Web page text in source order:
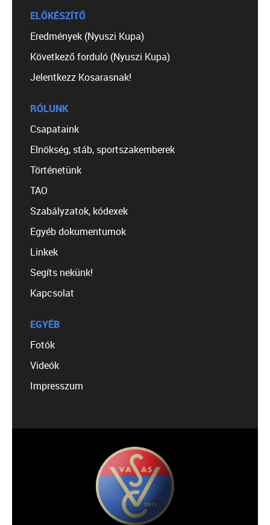
ELŐKÉSZÍTŐ
Eredmények (Nyuszi Kupa)
Következő forduló (Nyuszi Kupa)
Jelentkezz Kosarasnak!
RÓLUNK
Csapataink
Elnökség, stáb, sportszakemberek
Történetünk
TAO
Szabályzatok, kódexek
Egyéb dokumentumok
Linkek
Segíts nekünk!
Kapcsolat
EGYÉB
Fotók
Videók
Impresszum